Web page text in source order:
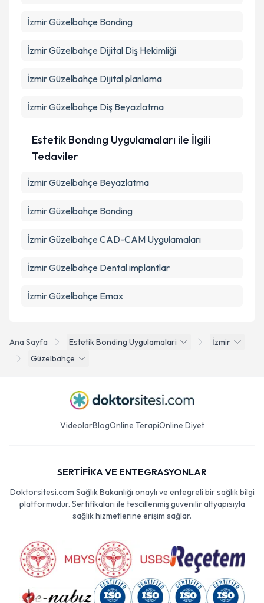
Ana Sayfa Estetik Bonding Uygulamalari
İzmir
Güzelbahçe
İzmir Güzelbahçe Bonding
İzmir Güzelbahçe Dijital Diş Hekimliği
İzmir Güzelbahçe Dijital planlama
İzmir Güzelbahçe Diş Beyazlatma
Estetik Bondıng Uygulamaları ile İlgili
Tedaviler
İzmir Güzelbahçe Beyazlatma
İzmir Güzelbahçe Bonding
İzmir Güzelbahçe CAD-CAM Uygulamaları
İzmir Güzelbahçe Dental implantlar
İzmir Güzelbahçe Emax
VideolarBlogOnline TerapiOnline Diyet
SERTİFİKA VE ENTEGRASYONLAR
Doktorsitesi.com Sağlık Bakanlığı onaylı ve entegreli bir sağlık bilgi
platformudur. Sertifikaları ile tescillenmiş güvenilir altyapısıyla
sağlık hizmetlerine erişim sağlar.